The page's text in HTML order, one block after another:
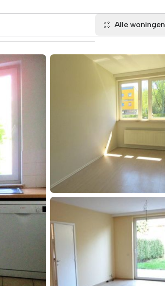
Alle woningen